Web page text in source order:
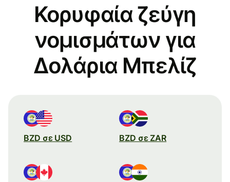
Κορυφαία ζεύγη
νομισμάτων για
Δολάρια Μπελίζ
BZD σε USD BZD σε ZAR